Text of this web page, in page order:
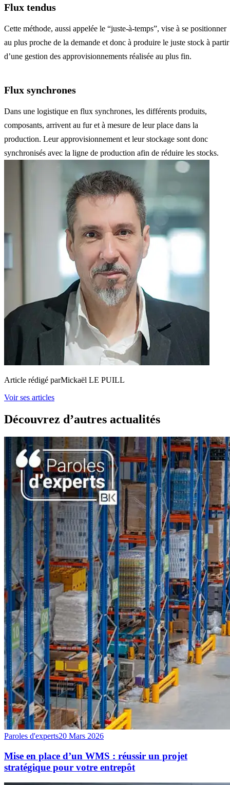
Flux tendus
Cette méthode, aussi appelée le “juste-à-temps”, vise à se positionner
au plus proche de la demande et donc à produire le juste stock à partir
d’une gestion des approvisionnements réalisée au plus fin.
Flux synchrones
Dans une logistique en flux synchrones, les différents produits,
composants, arrivent au fur et à mesure de leur place dans la
production. Leur approvisionnement et leur stockage sont donc
synchronisés avec la ligne de production afin de réduire les stocks.
Article rédigé parMickaël LE PUILL
Voir ses articles
Découvrez d’autres actualités
Paroles d'experts20 Mars 2026
Mise en place d’un WMS : réussir un projet
stratégique pour votre entrepôt